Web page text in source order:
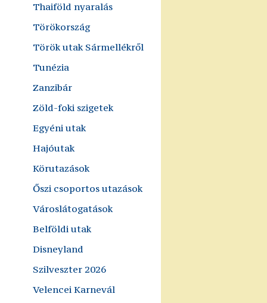
Thaiföld nyaralás
Törökország
Török utak Sármellékről
Tunézia
Zanzibár
Zöld-foki szigetek
Egyéni utak
Hajóutak
Körutazások
Őszi csoportos utazások
Városlátogatások
Belföldi utak
Disneyland
Szilveszter 2026
Velencei Karnevál